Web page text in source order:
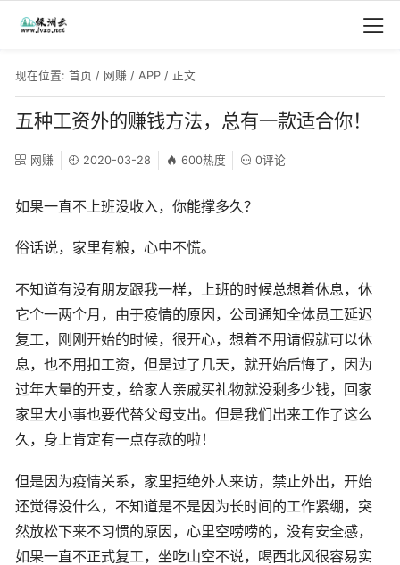
现在位置: 首页 / 网赚 / APP / 正文
五种工资外的赚钱方法，总有一款适合你！
网赚 2020-03-28 600热度 0评论
如果一直不上班没收入，你能撑多久？
俗话说，家里有粮，心中不慌。
不知道有没有朋友跟我一样，上班的时候总想着休息，休
它个一两个月，由于疫情的原因，公司通知全体员工延迟
复工，刚刚开始的时候，很开心，想着不用请假就可以休
息，也不用扣工资，但是过了几天，就开始后悔了，因为
过年大量的开支，给家人亲戚买礼物就没剩多少钱，回家
家里大小事也要代替父母支出。但是我们出来工作了这么
久，身上肯定有一点存款的啦！
但是因为疫情关系，家里拒绝外人来访，禁止外出，开始
还觉得没什么，不知道是不是因为长时间的工作紧绷，突
然放松下来不习惯的原因，心里空唠唠的，没有安全感，
如果一直不正式复工，坐吃山空不说，喝西北风很容易实